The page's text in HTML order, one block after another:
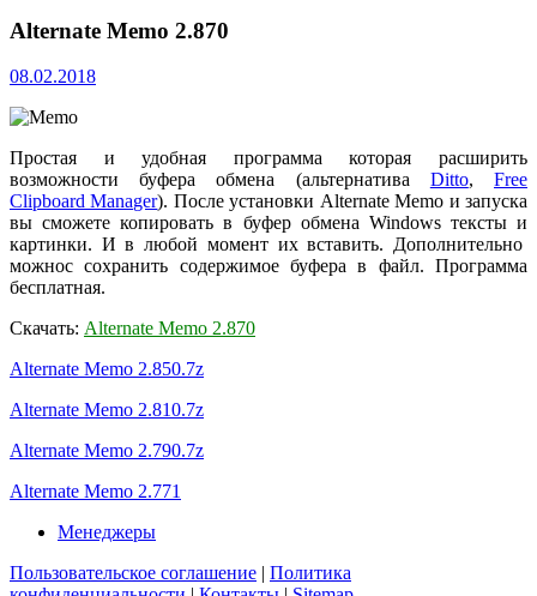
Alternate Memo 2.870
08.02.2018
Простая и удобная программа которая расширить
возможности буфера обмена (альтернатива Ditto,Free
Clipboard Manager). После установки Alternate Memo и запуска
вы сможете копировать в буфер обмена Windows тексты и
картинки. И в любой момент их вставить. Дополнительно
можнос сохранить содержимое буфера в файл. Программа
бесплатная.
Скачать: Alternate Memo 2.870
Alternate Memo 2.850.7z
Alternate Memo 2.810.7z
Alternate Memo 2.790.7z
Alternate Memo 2.771
Менеджеры
Пользовательское соглашение | Политика